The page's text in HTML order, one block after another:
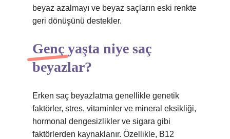
beyaz azalmayı ve beyaz saçların eski renkte
geri dönüşünü destekler.
Genç yaşta niye saç
beyazlar?
Erken saç beyazlatma genellikle genetik
faktörler, stres, vitaminler ve mineral eksikliği,
hormonal dengesizlikler ve sigara gibi
faktörlerden kaynaklanır. Özellikle, B12